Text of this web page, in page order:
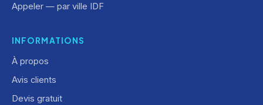
Appeler — par ville IDF
INFORMATIONS
À propos
Avis clients
Devis gratuit